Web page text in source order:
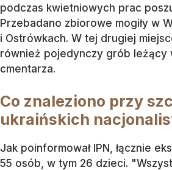
podczas kwietniowych prac
Przebadano zbiorowe mogiły w
i Ostrówkach. W tej drugiej
również pojedynczy grób leżący
cmentarza.
Co znaleziono przy
ukraińskich
Jak poinformował IPN, łącznie
55 osób, w tym 26 dzieci.